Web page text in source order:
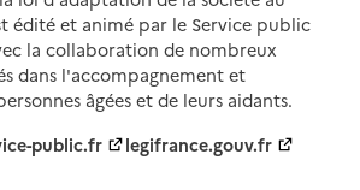
édité et animé par le Service public
la collaboration de nombreux
dans l'accompagnement et
âgées et de leurs aidants.
public.fr
legifrance.gouv.fr